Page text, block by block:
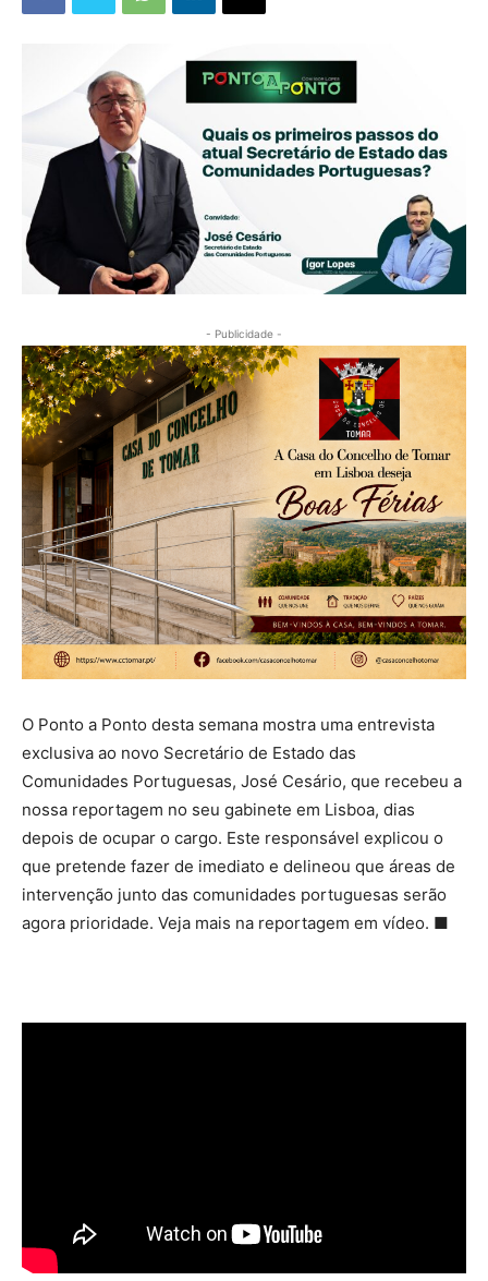
- Publicidade -
O Ponto a Ponto desta semana mostra uma entrevista
exclusiva ao novo Secretário de Estado das
Comunidades Portuguesas, José Cesário, que recebeu a
nossa reportagem no seu gabinete em Lisboa, dias
depois de ocupar o cargo. Este responsável explicou o
que pretende fazer de imediato e delineou que áreas de
intervenção junto das comunidades portuguesas serão
agora prioridade. Veja mais na reportagem em vídeo. ■